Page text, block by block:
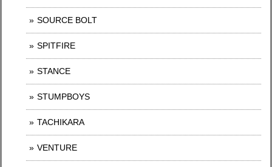
SOURCE BOLT
SPITFIRE
STANCE
STUMPBOYS
TACHIKARA
VENTURE